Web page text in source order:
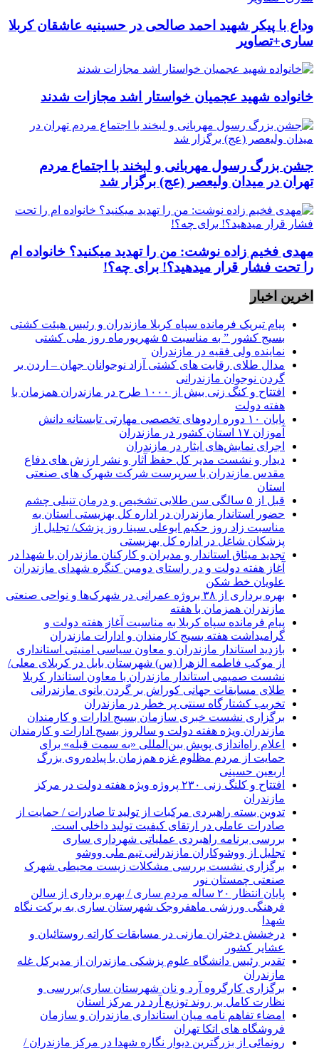
وداع با پیکر شهید احمد صالحی‌ در حسینیه عاشقان کربلا
ساری+تصاویر
خانواده شهید عجمیان خواستار اشد مجازات شدند
جشن بزرگ رسول مهربانی و لبخند با اجتماع مردم
تهران در میدان ولیعصر (عج) برگزار شد
مهدی فخیم زاده نوشت: من را تهدید میکنید؟ خانواده ام
را‌ تحت فشار قرار میدهید؟! برای چه؟!
اخرین اخبار
پیام تبریک فرمانده سپاه کربلا مازندران و رئیس هیئت کشتی
بسیج کشور ” به مناسبت ۵ شهریورماه روز ملی کشتی
نماينده ولی فقیه در مازندران
مدال طلای رقابت های کشتی آزاد نوجوانان جهان – اردن بر
گردن نوجوان مازندرانی
افتتاح و کنگ زنی بیش از ۱۰۰۰ طرح در مازندران همزمان با
هفته دولت
پایان ۱۰ دوره اردوهای تخصصی مهارتی تابستانه دانش
آموزان ۱۷ استان کشور در مازندران
اجرای نمایش‌های ایثار در مازندران
دیدار و نشست مدیر کل حفظ آثار و نشر ارزش های دفاع
مقدس مازندران با سرپرست شرکت شهرک های صنعتی
استان
قبل از ۵ سالگی سن طلایی تشخیص و درمان تنبلی چشم
حضور استاندار مازندران در اداره کل بهزیستی استان به
مناسبت زاد روز حکیم ابوعلی سینا روز پزشک/ تجلیل از
پزشکان شاغل در اداره کل بهزیستی
تجدید میثاق استاندار و مدیران و کارکنان مازندران با شهدا در
آغاز هفته دولت و در راستای دومین کنگره شهدای مازندران
علویان خط شکن
بهره برداری از ۳۸ بروژه عمرانی در شهرک‌ها و نواحی صنعتی
مازندران همزمان با هفته
پیام فرمانده سپاه کربلا به مناسبت آغاز هفته دولت و
گرامیداشت هفته بسیج کارمندان و ادارات مازندران
بازدید استاندار مازندران و معاون سیاسی امنیتی استانداری
از موکب فاطمه الزهرا (س) شهرستان بابل در کربلای معلی/
نشست صمیمی استاندار مازندران با معاون استاندار کربلا
طلای مسابقات جهانی کوراش بر گردن بانوی مازندرانی
تخربب کشتارگاه سنتی پر خطر در مازندران
برگزاری نشست خبری سازمان بسیج ادارات و کارمندان
مازندران ویژه هفته دولت و سالروز بسیج ادارات و کارمندان
اعلام راه‌اندازی پویش بین‌المللی «به سمت قبله» برای
حمایت از مردم مظلوم غزه هم‌زمان با پیاده‌روی بزرگ
اربعین حسینی
افتتاح و کلنگ زنی ۲۳۰ پروژه ویژه هفته دولت در مرکز
مازندران
تدوین بسته راهبردی مرکبات از تولید تا صادرات / حمایت از
صادرات عاملی در ارتقای کیفیت تولید داخلی است.
بررسی برنامه راهبردی عملیاتی شهرداری ساری
تجلیل از ووشوکاران مازندرانی تیم ملی ووشو
برگزاری نشست بررسی مشکلات زیست محیطی شهرک
صنعتی چمستان نور
پایان انتظار ۲۰ ساله مردم ساری / بهره برداری از سالن
فرهنگی ورزشی ماهفروجک شهرستان ساری به برکت نگاه
شهدا
درخشش دختران مازنی در مسابقات کاراته روستائیان و
عشایر کشور
تقدیر رئیس دانشگاه علوم پزشکی مازندران از مدیرکل غله
مازندران
برگزاری کارگروه آرد و نان شهرستان ساری/بررسی و
نظارت کامل بر روند توزیع آرد در مرکز استان
امضاء تفاهم نامه میان استانداری مازندران و سازمان
فروشگاه های اتکا تهران
رونمائی از بزرگترین دیوار نگاره شهدا در مرکز مازندران /